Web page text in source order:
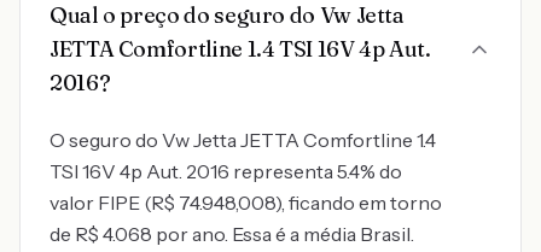
Qual o preço do seguro do Vw Jetta
JETTA Comfortline 1.4 TSI 16V 4p Aut.
2016?
O seguro do Vw Jetta JETTA Comfortline 1.4
TSI 16V 4p Aut. 2016 representa 5.4% do
valor FIPE (R$ 74.948,008), ficando em torno
de R$ 4.068 por ano. Essa é a média Brasil.